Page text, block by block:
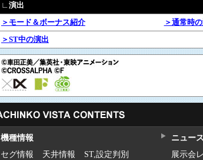
∟演出
＞モード＆ボーナス紹介
＞通常時
＞ST中の演出
機種情報
セグ情報
天井情報 ST,設定判別
ニュース
展示会